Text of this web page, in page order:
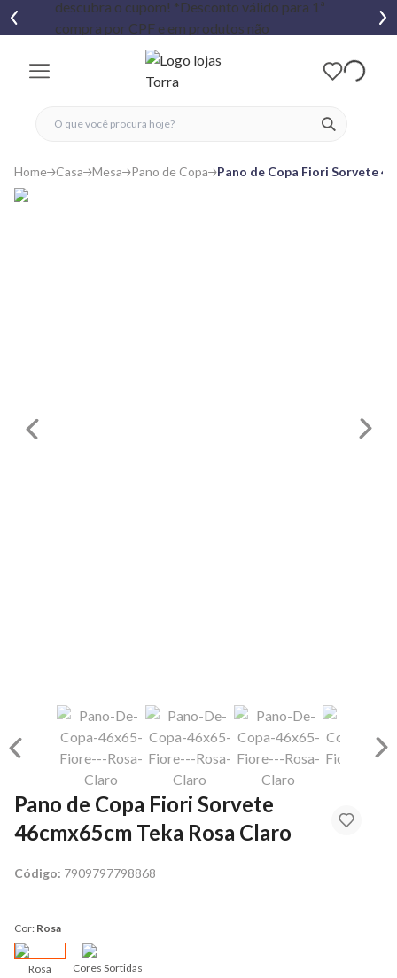
ver
fechar menu
fechar menu
favoritos
Home Casa Mesa Pano de Copa Pano de Copa Fiori Sorvete
Pano de Copa Fiori Sorvete
46cmx65cm Teka Rosa Claro
Código: 7909797798868
Cor: Rosa
Rosa Cores Sortidas